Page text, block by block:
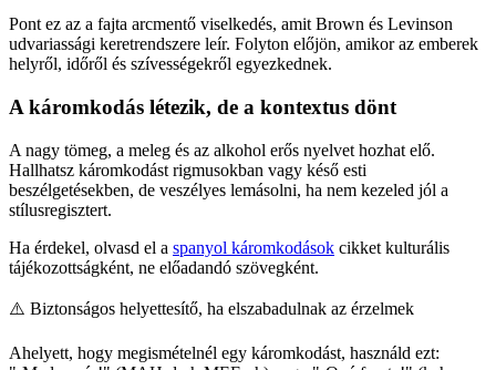
Pont ez az a fajta arcmentő viselkedés, amit Brown és Levinson
udvariassági keretrendszere leír. Folyton előjön, amikor az emberek
helyről, időről és szívességekről egyezkednek.
A káromkodás létezik, de a kontextus dönt
A nagy tömeg, a meleg és az alkohol erős nyelvet hozhat elő.
Hallhatsz káromkodást rigmusokban vagy késő esti
beszélgetésekben, de veszélyes lemásolni, ha nem kezeled jól a
stílusregisztert.
Ha érdekel, olvasd el a spanyol káromkodások cikket kulturális
tájékozottságként, ne előadandó szövegként.
⚠️ Biztonságos helyettesítő, ha elszabadulnak az érzelmek
Ahelyett, hogy megismételnél egy káromkodást, használd ezt: